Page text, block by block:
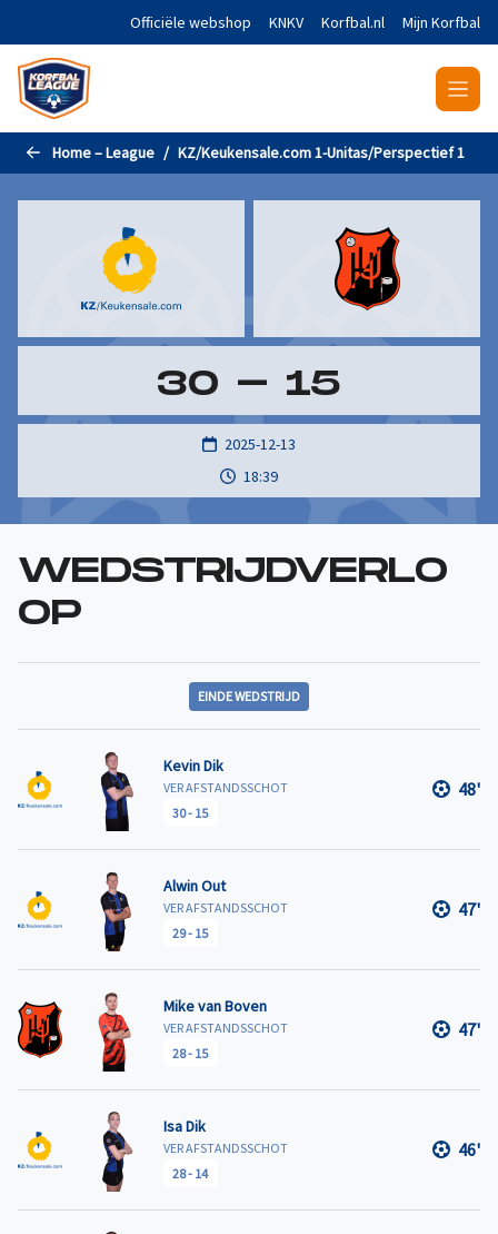
Naar de hoofdinhoud gaanOfficiële webshop KNKV Korfbal.nl Mijn Korfbal
Home – League KZ/Keukensale.com 1-Unitas/Perspectief 1
30 - 15
2025-12-13
18:39
WEDSTRIJDVERLO
OP
EINDE WEDSTRIJD
Kevin Dik
VER AFSTANDSSCHOT
30- 15
48'
Alwin Out
VER AFSTANDSSCHOT
29- 15
47'
Mike van Boven
VER AFSTANDSSCHOT
28- 15
47'
Isa Dik
VER AFSTANDSSCHOT
28- 14
46'